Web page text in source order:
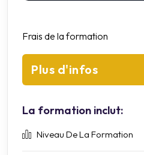
Frais de la formation
Plus d'infos
La formation inclut:
Niveau De La Formation